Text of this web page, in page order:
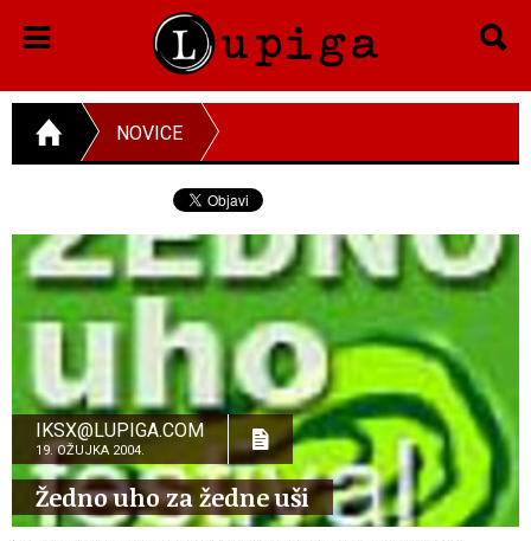
NOVICE
IKSX@LUPIGA.COM
19. OŽUJKA 2004.
Žedno uho za žedne uši